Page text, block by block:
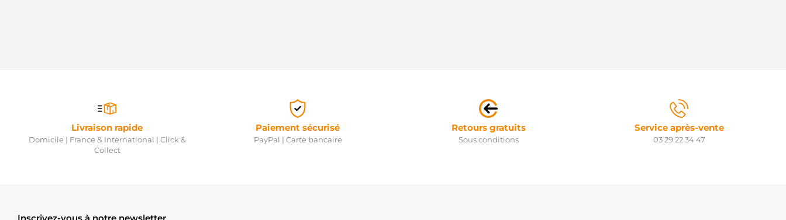
Livraison rapide
Domicile | France & International | Click &
Collect
Paiement sécurisé
PayPal | Carte bancaire
Retours gratuits
Sous conditions
Service après-vente
03 29 22 34 47